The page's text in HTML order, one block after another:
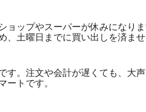
ョップやスーパーが休みになり
土曜日までに買い出しを済ませ
す。注文や会計が遅くても、大
ートです。